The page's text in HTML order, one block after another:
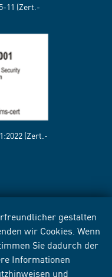
gestalten
wir Cookies. Wenn
Sie dadurch der
Informationen
und
11 (Zert.-
(Zert.-